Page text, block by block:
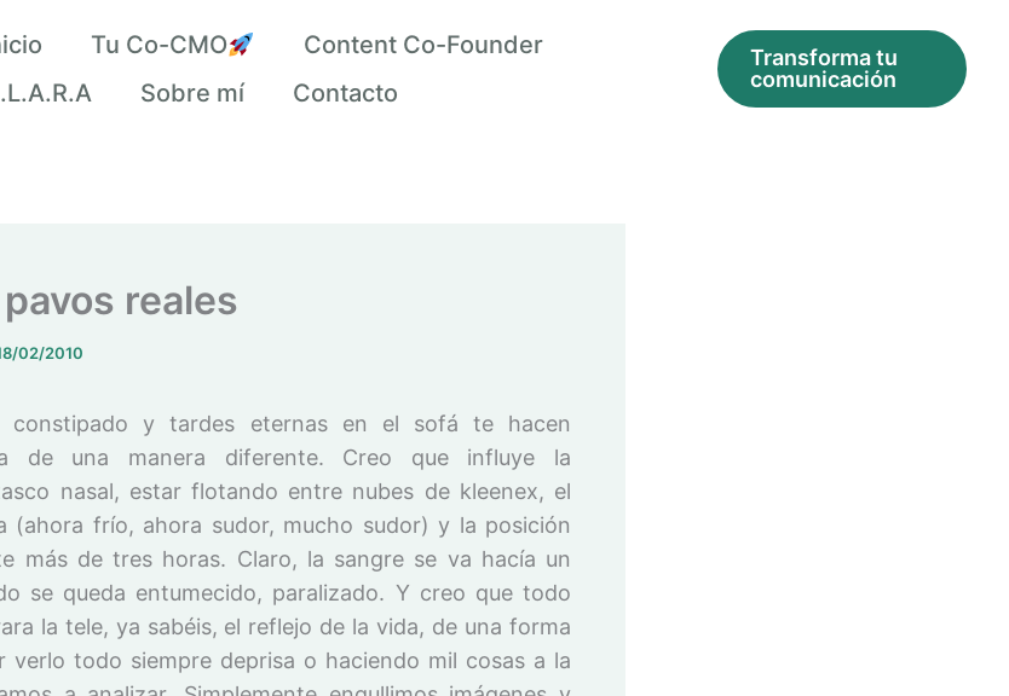
Tu Co-CMO
Content Co-Founder
Sobre mí Contacto
Transforma tu
comunicación
reales
02/2010
constipado y tardes eternas en el sofá te hacen
de una manera diferente. Creo que influye la
nasal, estar flotando entre nubes de kleenex, el
(ahora frío, ahora sudor, mucho sudor) y la posición
más de tres horas. Claro, la sangre se va hacía un
se queda entumecido, paralizado. Y creo que todo
la tele, ya sabéis, el reflejo de la vida, de una forma
verlo todo siempre deprisa o haciendo mil cosas a la